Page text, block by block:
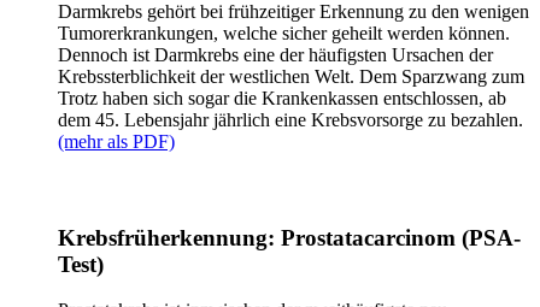
Darmkrebs gehört bei frühzeitiger Erkennung zu den wenigen
Tumorerkrankungen, welche sicher geheilt werden können.
Dennoch ist Darmkrebs eine der häufigsten Ursachen der
Krebssterblichkeit der westlichen Welt. Dem Sparzwang zum
Trotz haben sich sogar die Krankenkassen entschlossen, ab
dem 45. Lebensjahr jährlich eine Krebsvorsorge zu bezahlen.
(mehr als PDF)
Krebsfrüherkennung: Prostatacarcinom (PSA-
Test)